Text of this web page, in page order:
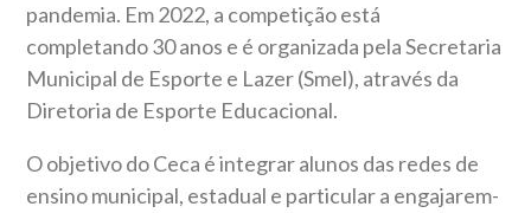
pandemia. Em 2022, a competição está
completando 30 anos e é organizada pela Secretaria
Municipal de Esporte e Lazer (Smel), através da
Diretoria de Esporte Educacional.
O objetivo do Ceca é integrar alunos das redes de
ensino municipal, estadual e particular a engajarem-